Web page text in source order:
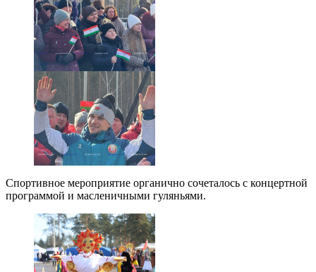
Спортивное мероприятие органично сочеталось с концертной
программой и масленичными гуляньями.